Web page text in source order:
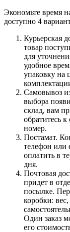
Экономьте время
доступно 4
Курьерская
товар
для
удобное
упаковку на
Самовывоз
выбора
склад, вам
обратитесь
номер.
Постамат.
телефон или
оплатить в
дня.
Почтовая
придет в
посылке.
коробки:
Один заказ
его